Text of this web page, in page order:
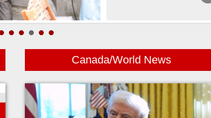
圓滿落幕。今屆各大獎項
Canada/World News